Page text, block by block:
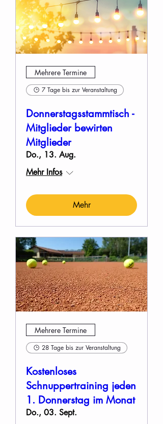
Mehrere Termine
7 Tage bis zur Veranstaltung
Donnerstagsstammtisch -
Mitglieder bewirten
Mitglieder
Do., 13. Aug.
Mehr Infos
Mehr
Mehrere Termine
28 Tage bis zur Veranstaltung
Kostenloses
Schnuppertraining jeden
1. Donnerstag im Monat
Do., 03. Sept.